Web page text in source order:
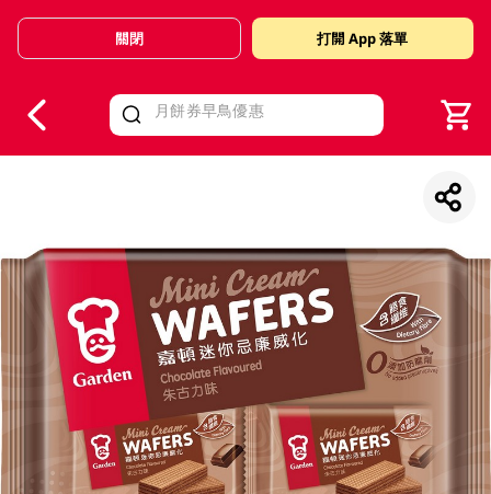
Valid Until 30 June 2026
關閉 打開 App 落單